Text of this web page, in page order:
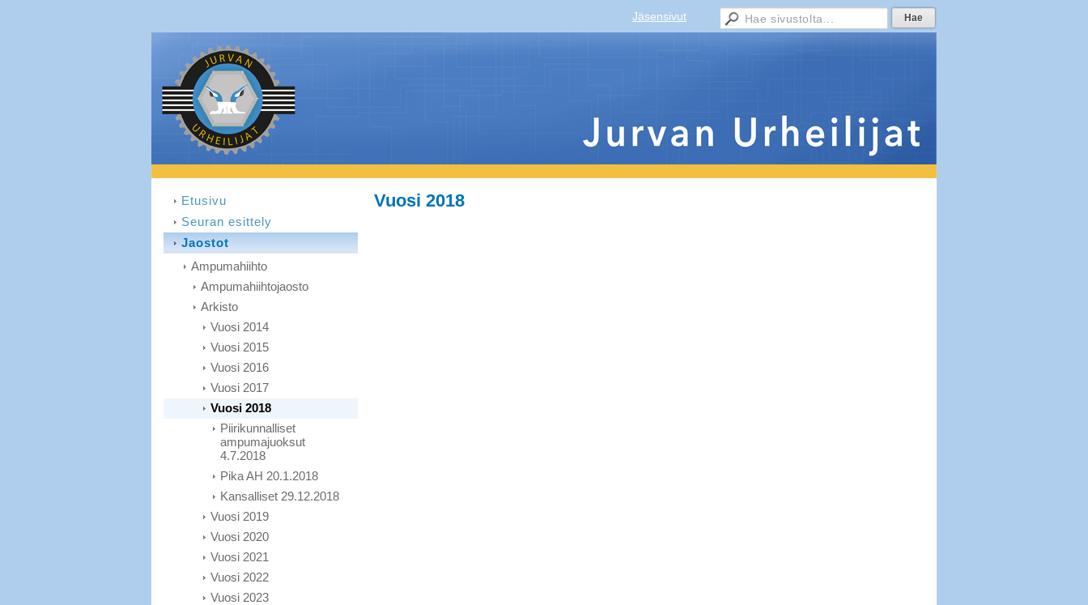
Jäsensivut
Vuosi 2018
Etusivu
Seuran esittely
Jaostot
Ampumahiihto
Ampumahiihtojaosto
Arkisto
Vuosi 2014
Vuosi 2015
Vuosi 2016
Vuosi 2017
Vuosi 2018
Piirikunnalliset
ampumajuoksut
4.7.2018
Pika AH 20.1.2018
Kansalliset 29.12.2018
Vuosi 2019
Vuosi 2020
Vuosi 2021
Vuosi 2022
Vuosi 2023